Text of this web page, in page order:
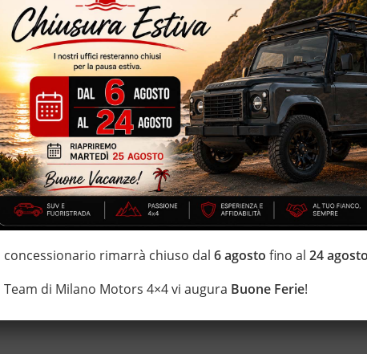
Dynamic – 249 CV – cambio automatico – navigatore cartografico
– eleganti interni in pelle totale – euro 5B con dispositivo anti
– sensori park – retrocamera per parcheggio assistito –
elettrici vernice metallizzata
CON TRATTAMENTI DI VAPORE, OZONO E
estensione della garanzia con i leader del mercato ”Mapfre
20 anni Numeri Uno Nei Fuoristrada con un’ esposizione da più
concessionario rimarrà chiuso dal6 agosto fino al24
Team di Milano Motors 4×4 vi augura Buone Ferie!